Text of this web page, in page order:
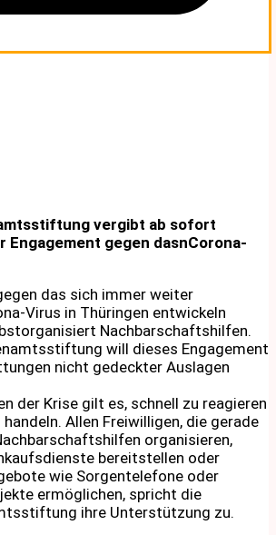
vergibt ab sofort
Engagement gegen dasnCorona-
das sich immer weiter
Virus in Thüringen entwickeln
Nachbarschaftshilfen.
will dieses Engagement
nicht gedeckter Auslagen
der Krise gilt es, schnell zu reagieren
Allen Freiwilligen, die gerade
organisieren,
bereitstellen oder
wie Sorgentelefone oder
ermöglichen, spricht die
ihre Unterstützung zu.